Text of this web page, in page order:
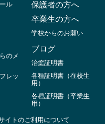
ル
のメ
レッ
保護者の方へ
卒業生の方へ
学校からのお願い
ブログ
治癒証明書
各種証明書（在校生
用）
各種証明書（卒業生
用）
イトのご利用について